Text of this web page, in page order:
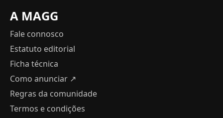
A MAGG
Fale connosco
Estatuto editorial
Ficha técnica
Como anunciar ↗
Regras da comunidade
Termos e condições